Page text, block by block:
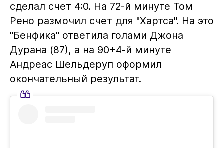
сделал счет 4:0. На 72-й минуте Том
Рено размочил счет для "Хартса". На это
"Бенфика" ответила голами Джона
Дурана (87), а на 90+4-й минуте
Андреас Шельдеруп оформил
окончательный результат.